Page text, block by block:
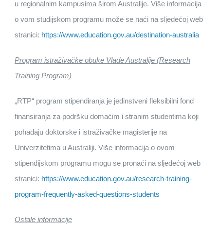
u regionalnim kampusima širom Australije. Više informacija
o vom studijskom programu može se naći na sljedećoj web
stranici: https://www.education.gov.au/destination-australia
Program istraživačke obuke Vlade Australije (Research
Training Program)
„RTP“ program stipendiranja je jedinstveni fleksibilni fond
finansiranja za podršku domaćim i stranim studentima koji
pohađaju doktorske i istraživačke magisterije na
Univerzitetima u Australiji. Više informacija o ovom
stipendijskom programu mogu se pronaći na sljedećoj web
stranici: https://www.education.gov.au/research-training-
program-frequently-asked-questions-students
Ostale informacije